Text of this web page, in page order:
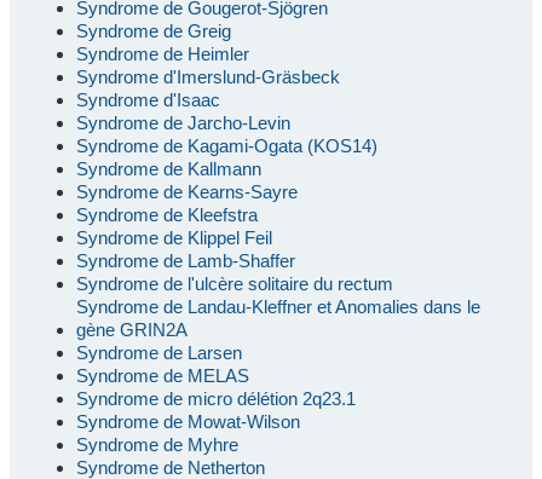
Syndrome de Gougerot-Sjögren
Syndrome de Greig
Syndrome de Heimler
Syndrome d'Imerslund-Gräsbeck
Syndrome d'Isaac
Syndrome de Jarcho-Levin
Syndrome de Kagami-Ogata (KOS14)
Syndrome de Kallmann
Syndrome de Kearns-Sayre
Syndrome de Kleefstra
Syndrome de Klippel Feil
Syndrome de Lamb-Shaffer
Syndrome de l'ulcère solitaire du rectum
Syndrome de Landau-Kleffner et Anomalies dans le
gène GRIN2A
Syndrome de Larsen
Syndrome de MELAS
Syndrome de micro délétion 2q23.1
Syndrome de Mowat-Wilson
Syndrome de Myhre
Syndrome de Netherton